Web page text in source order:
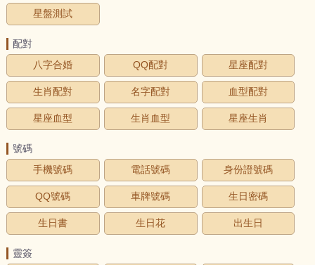
星盤測試
配對
八字合婚
QQ配對 星座配對
生肖配對 名字配對 血型配對
星座血型 生肖血型 星座生肖
號碼
手機號碼
電話號碼 身份證號碼
QQ號碼 車牌號碼 生日密碼
生日書 生日花 出生日
靈簽